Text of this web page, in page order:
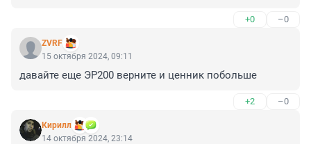
Что пишут про раскачивание 2-х этажных вагонов ???
При наличии СПбГУ и других ВУЗов петербуржцы
элементарного не понимают.
+0 –0
ZVRF
15 октября 2024, 09:11
давайте еще ЭР200 верните и ценник побольше
+2 –0
Киpилл
14 октября 2024, 23:14